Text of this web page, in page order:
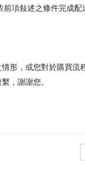
項敍述之條件完成配
形，或您對於購買流
，謝謝您。